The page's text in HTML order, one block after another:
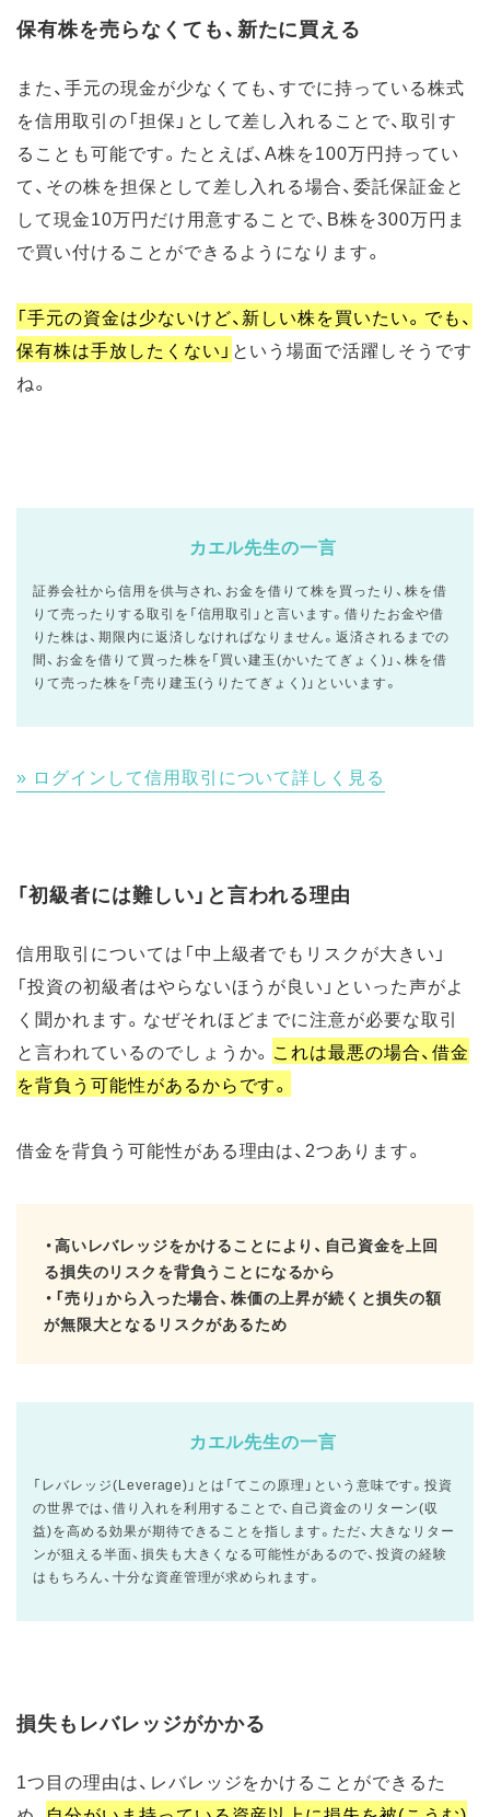
保有株を売らなくても、新たに買える
また、手元の現金が少なくても、すでに持っている株式
を信用取引の「担保」として差し入れることで、取引す
ることも可能です。たとえば、A株を100万円持ってい
て、その株を担保として差し入れる場合、委託保証金と
して現金10万円だけ用意することで、B株を300万円ま
で買い付けることができるようになります。
「手元の資金は少ないけど、新しい株を買いたい。でも、
保有株は手放したくない」 という場面で活躍しそうです
ね。
カエル先生の一言
証券会社から信用を供与され、お金を借りて株を買ったり、株を借
りて売ったりする取引を「信用取引」と言います。借りたお金や借
りた株は、期限内に返済しなければなりません。返済されるまでの
間、お金を借りて買った株を「買い建玉(かいたてぎょく)」、株を借
りて売った株を「売り建玉(うりたてぎょく)」といいます。
ログインして信用取引について詳しく見る
「初級者には難しい」と言われる理由
信用取引については「中上級者でもリスクが大きい」
「投資の初級者はやらないほうが良い」といった声がよ
く聞かれます。なぜそれほどまでに注意が必要な取引
と言われているのでしょうか。 これは最悪の場合、借金
を背負う可能性があるからです。
借金を背負う可能性がある理由は、2つあります。
・高いレバレッジをかけることにより、自己資金を上回
る損失のリスクを背負うことになるから
・「売り」から入った場合、株価の上昇が続くと損失の額
が無限大となるリスクがあるため
カエル先生の一言
「レバレッジ(Leverage)」とは「てこの原理」という意味です。投資
の世界では、借り入れを利用することで、自己資金のリターン(収
益)を高める効果が期待できることを指します。ただ、大きなリター
ンが狙える半面、損失も大きくなる可能性があるので、投資の経験
はもちろん、十分な資産管理が求められます。
損失もレバレッジがかかる
1つ目の理由は、レバレッジをかけることができるた